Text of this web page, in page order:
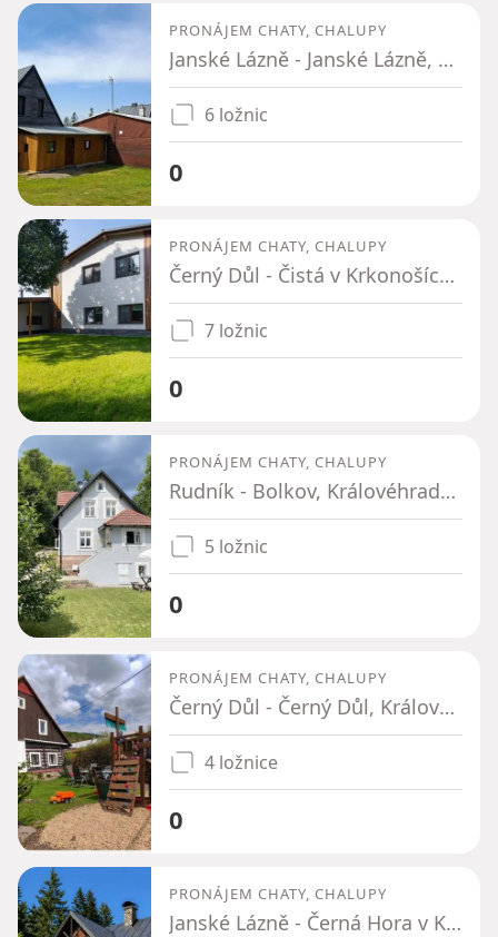
PRONÁJEM CHATY, CHALUPY
Janské Lázně - Janské Lázně, Královéhradecký kraj
6 ložnic
0
PRONÁJEM CHATY, CHALUPY
Černý Důl - Čistá v Krkonoších, Královéhradecký kraj
7 ložnic
0
PRONÁJEM CHATY, CHALUPY
Rudník - Bolkov, Královéhradecký kraj
5 ložnic
0
PRONÁJEM CHATY, CHALUPY
Černý Důl - Černý Důl, Královéhradecký kraj
4 ložnice
0
PRONÁJEM CHATY, CHALUPY
Janské Lázně - Černá Hora v Krkonoších, Královéhradecký kraj